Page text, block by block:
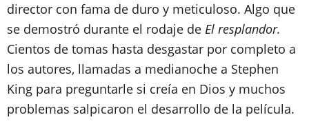
director con fama de duro y meticuloso. Algo que
se demostró durante el rodaje de El resplandor.
Cientos de tomas hasta desgastar por completo a
los autores, llamadas a medianoche a Stephen
King para preguntarle si creía en Dios y muchos
problemas salpicaron el desarrollo de la película.